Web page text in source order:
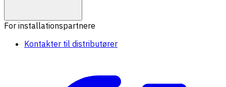
For installationspartnere
Kontakter til distributører